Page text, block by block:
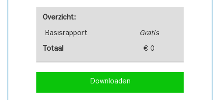
Overzicht:
Basisrapport Gratis
Totaal € 0
Downloaden